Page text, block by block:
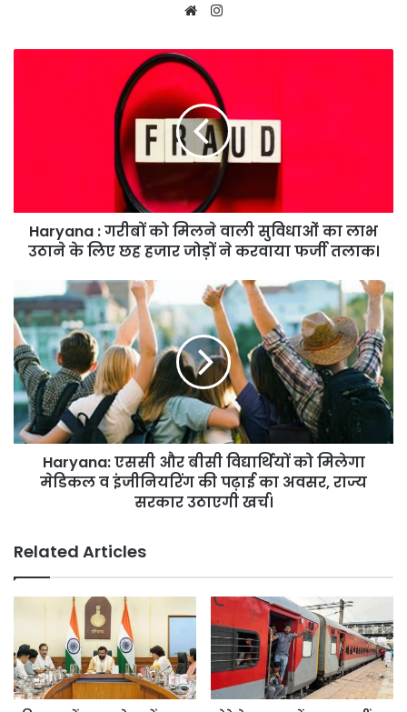
Website
लाभ
उठाने
हजार
जोड़ों
ने
करवाया
फर्जी
तलाक।
Haryana : गरीबों को मिलने वाली सुविधाओं का लाभ
उठाने के लिए छह हजार जोड़ों ने करवाया फर्जी तलाक।
एससी
और
बीसी
विद्यार्थियों
को
मिलेगा
मेडिकल
व
इंजीनियरिंग
राज्य
सरकार
उठाएगी
Haryana: एससी और बीसी विद्यार्थियों को मिलेगा
मेडिकल व इंजीनियरिंग की पढ़ाई का अवसर, राज्य
सरकार उठाएगी खर्च।
Related Articles